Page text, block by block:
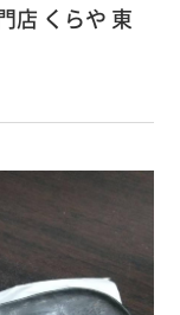
店 くらや 東